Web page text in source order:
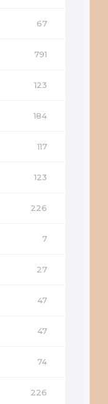
67
791
123
184
117
123
226
7
27
47
47
74
226